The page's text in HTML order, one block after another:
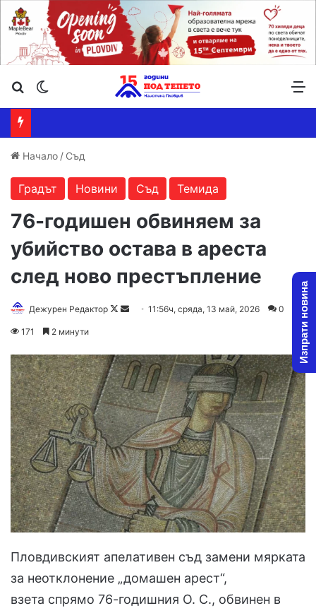
Търсене ...
Начало / Съд
Градът Новини Съд Темида
76-годишен обвиняем за
убийство остава в ареста
след ново престъпление
Дежурен Редактор
Follow
Send11:56ч, сряда, 13 май, 2026 0
171 2 минути
Пловдивският апелативен съд замени мярката
за неотклонение „домашен арест“,
взета спрямо 76-годишния О. С., обвинен в
Изпрати новина